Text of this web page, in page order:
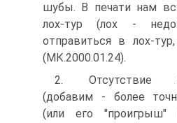
шубы. В печати нам
лох-тур (лох -
отправиться в лох-
(МК.2000.01.24).
2. Отсутствие
(добавим - более
(или его "проигрыш"